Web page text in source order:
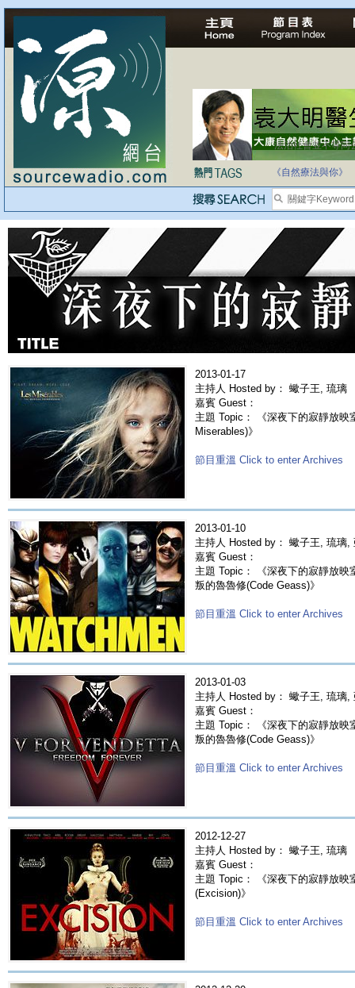
法治社會並不等同
《自然療法與你》
2013-01-17
主持人 Hosted by： 蠍子王, 琉璃
嘉賓 Guest：
主題 Topic： 《深夜下的寂靜放映
Miserables)》
節目重溫 Click to enter Archives
2013-01-10
主持人 Hosted by： 蠍子王, 琉璃,
嘉賓 Guest：
主題 Topic： 《深夜下的寂靜放映
叛的魯魯修(Code Geass)》
節目重溫 Click to enter Archives
2013-01-03
主持人 Hosted by： 蠍子王, 琉璃,
嘉賓 Guest：
主題 Topic： 《深夜下的寂靜放映
叛的魯魯修(Code Geass)》
節目重溫 Click to enter Archives
2012-12-27
主持人 Hosted by： 蠍子王, 琉璃
嘉賓 Guest：
主題 Topic： 《深夜下的寂靜放映
(Excision)》
節目重溫 Click to enter Archives